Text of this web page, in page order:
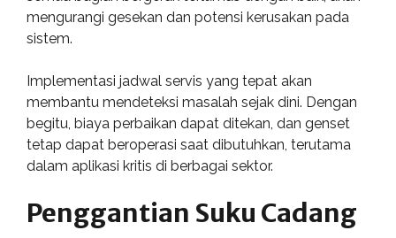
mengurangi gesekan dan potensi kerusakan pada
sistem.
Implementasi jadwal servis yang tepat akan
membantu mendeteksi masalah sejak dini. Dengan
begitu, biaya perbaikan dapat ditekan, dan genset
tetap dapat beroperasi saat dibutuhkan, terutama
dalam aplikasi kritis di berbagai sektor.
Penggantian Suku Cadang